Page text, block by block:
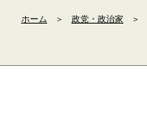
ホーム ＞ 政党・政治家 ＞